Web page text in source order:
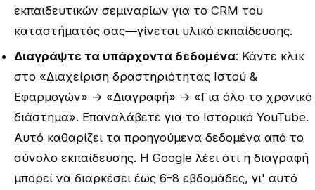
εκπαιδευτικών σεμιναρίων για το CRM του
καταστήματός σας—γίνεται υλικό εκπαίδευσης.
Διαγράψτε τα υπάρχοντα δεδομένα: Κάντε κλικ
στο «Διαχείριση δραστηριότητας Ιστού &
Εφαρμογών» → «Διαγραφή» → «Για όλο το χρονικό
διάστημα». Επαναλάβετε για το Ιστορικό YouTube.
Αυτό καθαρίζει τα προηγούμενα δεδομένα από το
σύνολο εκπαίδευσης. Η Google λέει ότι η διαγραφή
μπορεί να διαρκέσει έως 6–8 εβδομάδες, γι' αυτό